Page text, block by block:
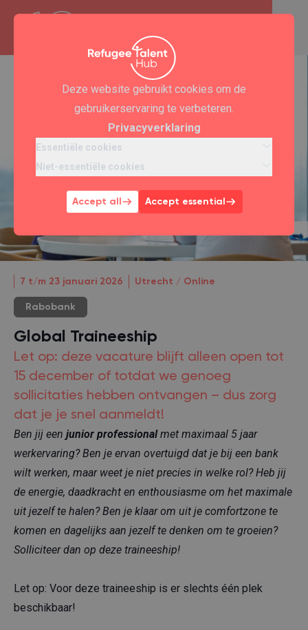
Deze website gebruikt cookies om de
gebruikerservaring te verbeteren.
Privacyverklaring
Essentiële cookies
Niet-essentiële cookies
Accept all Accept essential
7 t/m 23 januari 2026 Utrecht / Online
Rabobank
Global Traineeship
Let op: deze vacature blijft alleen open tot
15 december of totdat we genoeg
sollicitaties hebben ontvangen – dus zorg
dat je je snel aanmeldt!
Ben jij een junior professionalmet maximaal 5 jaar
werkervaring? Ben je ervan overtuigd dat je bij een bank
wilt werken, maar weet je niet precies in welke rol? Heb jij
de energie, daadkracht en enthousiasme om het maximale
uit jezelf te halen? Ben je klaar om uit je comfortzone te
komen en dagelijks aan jezelf te denken om te groeien?
Solliciteer dan op deze traineeship!
Let op: Voor deze traineeship is er slechts één plek
beschikbaar!